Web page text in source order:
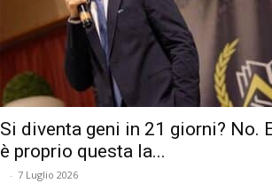
Si diventa geni in 21 giorni? No.
è proprio questa la...
- 7 Luglio 2026